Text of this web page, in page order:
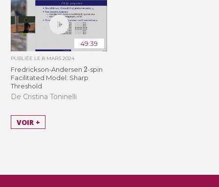
49:39
PUBLIÉE LE8 MARS 2024
Fredrickson-Andersen2-spin
Facilitated Model: Sharp
Threshold
De Cristina Toninelli
VOIR +